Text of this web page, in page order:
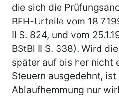
die sich die
BFH-Urteile vom
II S. 824, und vom
BStBl II S. 338). Wird
später auf bis her nicht
Steuern ausgedehnt, ist
Ablaufhemmung nur